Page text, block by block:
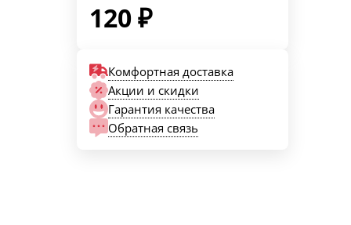
120₽
Комфортная доставка
Акции и скидки
Гарантия качества
Обратная связь